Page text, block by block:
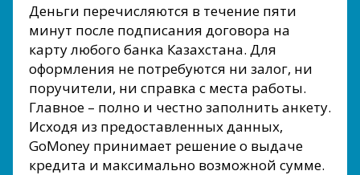
Деньги перечисляются в течение пяти
минут после подписания договора на
карту любого банка Казахстана. Для
оформления не потребуются ни залог, ни
поручители, ни справка с места работы.
Главное – полно и честно заполнить анкету.
Исходя из предоставленных данных,
GoMoney принимает решение о выдаче
кредита и максимально возможной сумме.